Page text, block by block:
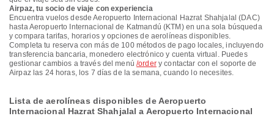
Airpaz, tu socio de viaje con experiencia
Encuentra vuelos desde Aeropuerto Internacional Hazrat Shahjalal (DAC)
hasta Aeropuerto Internacional de Katmandú (KTM) en una sola búsqueda
y compara tarifas, horarios y opciones de aerolíneas disponibles.
Completa tu reserva con más de 100 métodos de pago locales, incluyendo
transferencia bancaria, monedero electrónico y cuenta virtual. Puedes
gestionar cambios a través del menú/ordery contactar con el soporte de
Airpaz las 24 horas, los 7 días de la semana, cuando lo necesites.
Lista de aerolíneas disponibles de Aeropuerto
Internacional Hazrat Shahjalal a Aeropuerto Internacional